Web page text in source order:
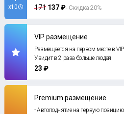
x10
171 137 ₽- Скидка 20%
VIP размещение
Размещается на первом месте в
Увидит в 2 раза больше людей
23 ₽
Premium размещение
- Автоподнятие на первую позицию